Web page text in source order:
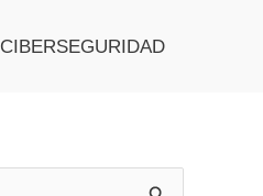
CIBERSEGURIDAD